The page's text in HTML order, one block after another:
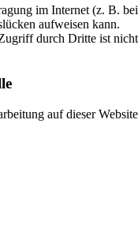
im Internet (z. B. bei
aufweisen kann.
durch Dritte ist nicht
auf dieser Website